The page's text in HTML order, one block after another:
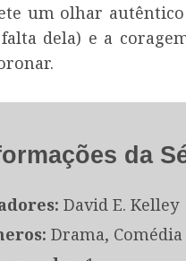
um olhar autêntico
dela) e a
da
David E. Kelley
Drama, Comédia